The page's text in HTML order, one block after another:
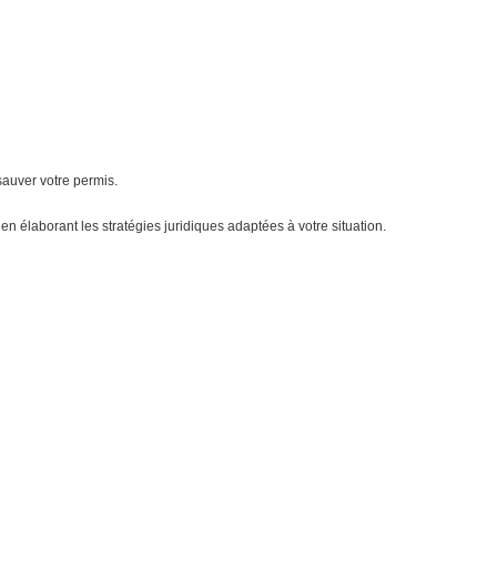
votre permis.
élaborant les stratégies juridiques adaptées à votre situation.